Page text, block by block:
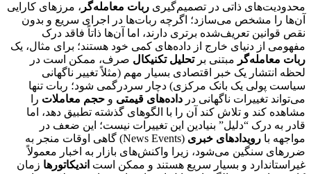
محدودیت‌های ذاتی در تصمیم‌گیری ربات معامله‌گر ، مرزهای کارایی
آن‌ها را مشخص می‌سازد؛ اگرچه ربات‌ها در اجرای سریع و بدون
نقص قوانین تعریف‌شده برتری دارند، اما آن‌ها ذاتاً فاقد درک
مفهومی از دنیای خارج از داده‌های کمی خود هستند؛ برای مثال، یک
ربات معامله‌گر مبتنی برتحلیل تکنیکال صرف، ممکن است در
لحظه انتشار یک خبر اقتصادی بسیار مهم (مثلاً تغییر ناگهانی
سیاست پولی یک بانک مرکزی) دچار سردرگمی شود؛ ربات تنها
می‌تواند تغییرات ناگهانی در داده‌های قیمتی و حجم معاملات را
مشاهده کند و تلاش کند آن را با الگوهای گذشته تطبیق دهد، اما
قادر به درک “دلیل” بنیادین این تغییرات نیست؛ این ضعف در
مواجهه با رویدادهای خبری
(News Events) گاهی اوقات منجر به
ضررهای سنگین می‌شود، زیرا واکنش‌های بازار به اخبار معمولاً
غیراستاندارد و بسیار سریع هستند و ممکن است اندیکاتورها زمان